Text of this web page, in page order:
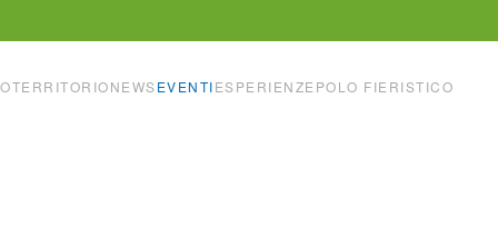
TERRITORIONEWSEVENTIESPERIENZE POLO FIERISTICO